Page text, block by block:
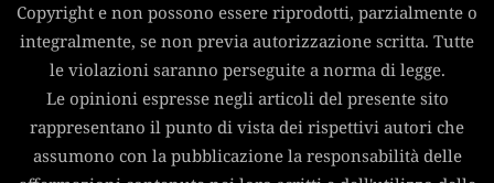
Copyright e non possono essere riprodotti, parzialmente o
integralmente, se non previa autorizzazione scritta. Tutte
le violazioni saranno perseguite a norma di legge.
Le opinioni espresse negli articoli del presente sito
rappresentano il punto di vista dei rispettivi autori che
assumono con la pubblicazione la responsabilità delle